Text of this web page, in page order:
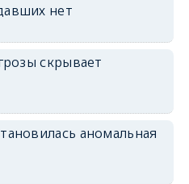
нет
скрывает
аномальная